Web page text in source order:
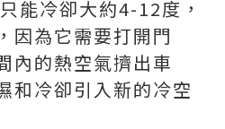
能冷卻大約4-12度，
因為它需要打開門
內的熱空氣擠出車
和冷卻引入新的冷空